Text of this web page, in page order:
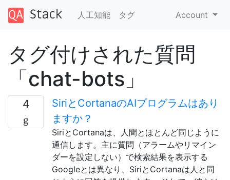
人工知能 タグ Account
タグ付けされた質問
「chat-bots」
4
SiriとCortanaのAIプログラムはあり
ますか？
SiriとCortanaは、人間とほとんど同じように
通信します。主に質問（アラームやリマイン
ダーを設定しない）で検索結果を表示する
Googleとは異なり、SiriとCortanaは人と同